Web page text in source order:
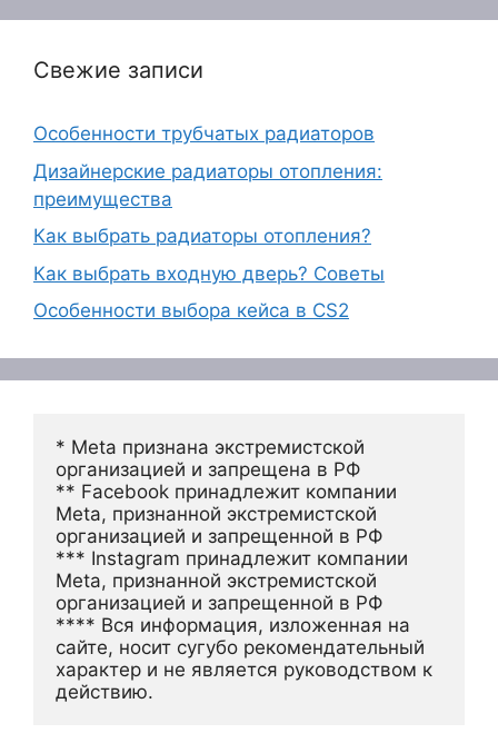
Свежие записи
Особенности трубчатых радиаторов
Дизайнерские радиаторы отопления:
преимущества
Как выбрать радиаторы отопления?
Как выбрать входную дверь? Советы
Особенности выбора кейса в CS2
* Meta признана экстремистской
организацией и запрещена в РФ
** Facebook принадлежит компании
Meta, признанной экстремистской
организацией и запрещенной в РФ
*** Instagram принадлежит компании
Meta, признанной экстремистской
организацией и запрещенной в РФ
**** Вся информация, изложенная на
сайте, носит сугубо рекомендательный
характер и не является руководством к
действию.